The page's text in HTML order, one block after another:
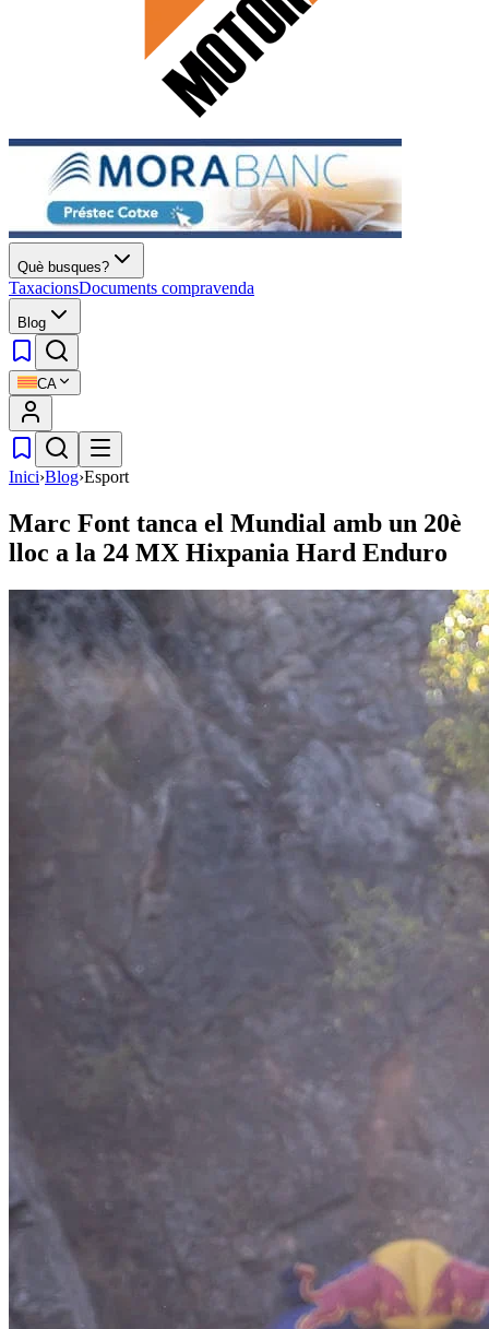
Què busques?
TaxacionsDocuments compravenda
Blog
CA
Inici›Blog›Esport
Marc Font tanca el Mundial amb un 20è
lloc a la 24 MX Hixpania Hard Enduro